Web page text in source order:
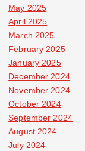
May 2025
April 2025
March 2025
February 2025
January 2025
December 2024
November 2024
October 2024
September 2024
August 2024
July 2024